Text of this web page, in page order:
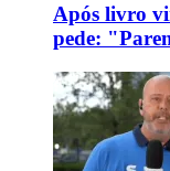
Após livro
pede: